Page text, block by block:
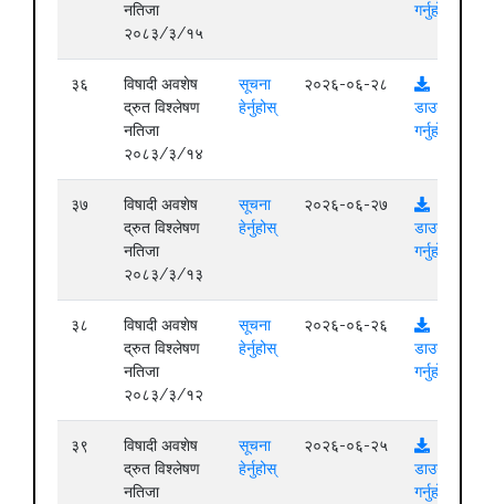
नतिजा
२०८३/३/१५
गर्नुहोस्
३६
विषादी अवशेष
द्रुत विश्लेषण
नतिजा
२०८३/३/१४
सूचना
हेर्नुहोस्
२०२६-०६-२८
डाउनलोड
गर्नुहोस्
३७
विषादी अवशेष
द्रुत विश्लेषण
नतिजा
२०८३/३/१३
सूचना
हेर्नुहोस्
२०२६-०६-२७
डाउनलोड
गर्नुहोस्
३८
विषादी अवशेष
द्रुत विश्लेषण
नतिजा
२०८३/३/१२
सूचना
हेर्नुहोस्
२०२६-०६-२६
डाउनलोड
गर्नुहोस्
३९
विषादी अवशेष
द्रुत विश्लेषण
नतिजा
सूचना
हेर्नुहोस्
२०२६-०६-२५
डाउनलोड
गर्नुहोस्